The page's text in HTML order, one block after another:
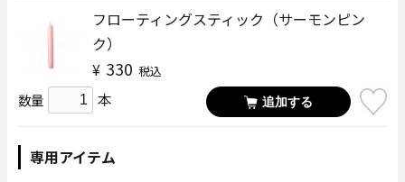
フローティングスティック（サーモンピン
ク）
¥ 330 税込
数量 本 追加する
専用アイテム